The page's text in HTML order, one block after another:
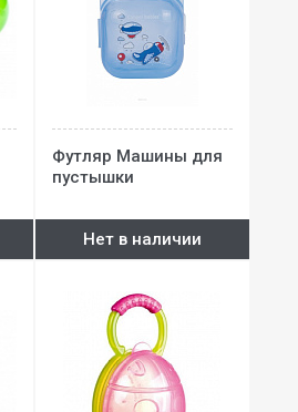
Футляр Машины для
пустышки
Нет в наличии